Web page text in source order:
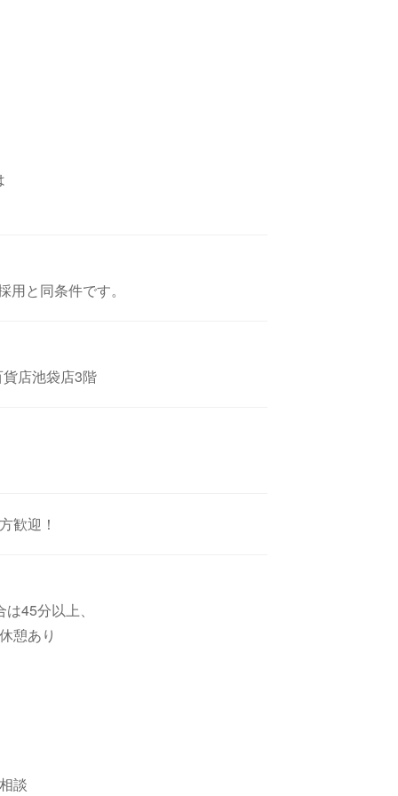
と同条件です。
貨店池袋店3階
歓迎！
45分以上、
憩あり
談